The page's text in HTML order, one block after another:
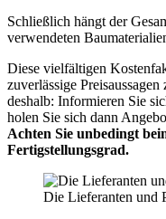
Schließlich hängt der
verwendeten
Diese vielfältigen
zuverlässige
deshalb: Informieren Sie
holen Sie sich dann
Achten Sie unbedingt
Fertigstellungsgrad.
Die Lieferanten und